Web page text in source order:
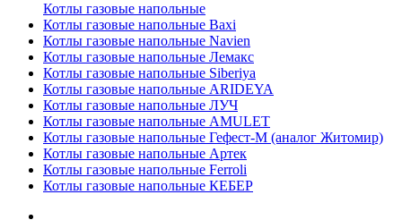
Котлы газовые напольные
Котлы газовые напольные Baxi
Котлы газовые напольные Navien
Котлы газовые напольные Лемакс
Котлы газовые напольные Siberiya
Котлы газовые напольные ARIDEYA
Котлы газовые напольные ЛУЧ
Котлы газовые напольные AMULET
Котлы газовые напольные Гефест-М (аналог Житомир)
Котлы газовые напольные Артек
Котлы газовые напольные Ferroli
Котлы газовые напольные КЕБЕР